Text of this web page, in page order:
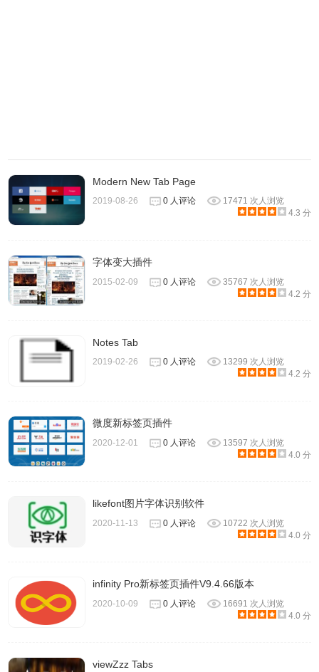
Modern New Tab Page
2019-08-26 0 人评论
17471 次人浏览
4.3 分
字体变大插件
2015-02-09 0 人评论
35767 次人浏览
4.2 分
Notes Tab
2019-02-26 0 人评论
13299 次人浏览
4.2 分
微度新标签页插件
2020-12-01 0 人评论
13597 次人浏览
4.0 分
likefont图片字体识别软件
2020-11-13 0 人评论
10722 次人浏览
4.0 分
infinity Pro新标签页插件V9.4.66版本
2020-10-09 0 人评论
16691 次人浏览
4.0 分
viewZzz Tabs